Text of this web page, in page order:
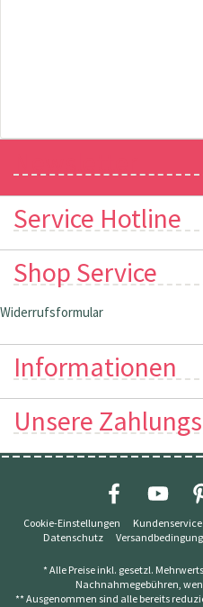
Service Hotline
Shop Service
Widerrufsformular
Informationen
Unsere
Cookie-Einstellungen
Datenschutz
* Alle Preise inkl. gesetzl.
Nachnahmegebühren,
** Ausgenommen sind alle bereits